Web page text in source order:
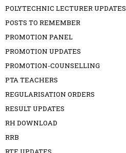
POLYTECHNIC LECTURER UPDATES
POSTS TO REMEMBER
PROMOTION PANEL
PROMOTION UPDATES
PROMOTION-COUNSELLING
PTA TEACHERS
REGULARISATION ORDERS
RESULT UPDATES
RH DOWNLOAD
RRB